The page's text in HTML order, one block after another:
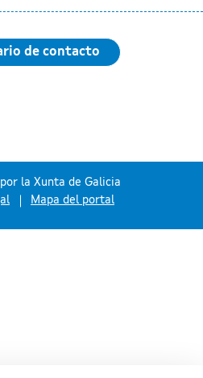
de contacto
la Xunta de Galicia
Mapa del portal